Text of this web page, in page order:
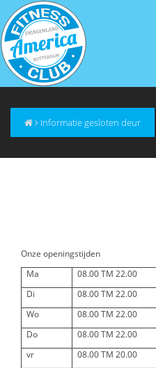
Informatie gesloten deur
Onze openingstijden
Ma
08.00 TM 22.00
Di
08.00 TM 22.00
Wo
08.00 TM 22.00
Do
08.00 TM 22.00
vr
08.00 TM 20.00